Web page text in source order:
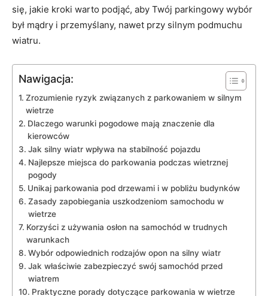
się, jakie kroki warto podjąć, aby Twój parkingowy wybór
był mądry i przemyślany, nawet przy ​silnym podmuchu
wiatru.
Nawigacja:
Zrozumienie ryzyk związanych​ z parkowaniem w silnym
wietrze
Dlaczego​ warunki pogodowe‌ mają znaczenie dla
kierowców
Jak​ silny wiatr wpływa na stabilność pojazdu
Najlepsze miejsca do parkowania podczas wietrznej
pogody
Unikaj ​parkowania pod drzewami i w pobliżu budynków
Zasady ⁤zapobiegania uszkodzeniom samochodu ‍w‍
wietrze
Korzyści z używania osłon na ‌samochód w trudnych
warunkach
Wybór odpowiednich ⁢rodzajów opon na ‌silny ⁢wiatr
Jak​ właściwie zabezpieczyć​ swój samochód ​przed
wiatrem
Praktyczne porady dotyczące parkowania⁣ w wietrze